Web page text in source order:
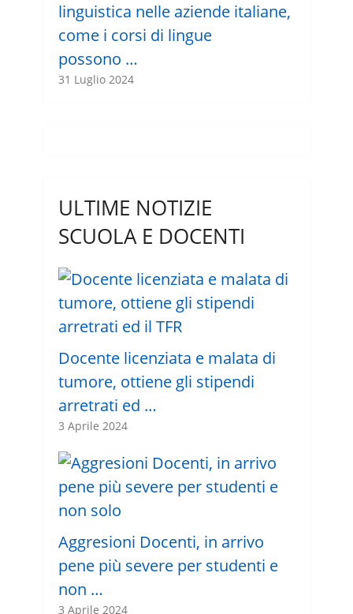
linguistica nelle aziende italiane,
come i corsi di lingue
possono …
31 Luglio 2024
ULTIME NOTIZIE
SCUOLA E DOCENTI
Docente licenziata e malata di
tumore, ottiene gli stipendi
arretrati ed …
3 Aprile 2024
Aggresioni Docenti, in arrivo
pene più severe per studenti e
non …
3 Aprile 2024